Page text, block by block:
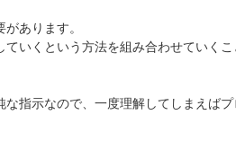
あります。
いくという方法を組み合わせていく
な指示なので、一度理解してしまえば